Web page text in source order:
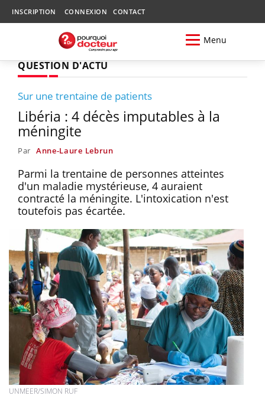
INSCRIPTION CONNEXION CONTACT
Menu
QUESTION D'ACTU
Sur une trentaine de patients
Libéria : 4 décès imputables à la
méningite
Par Anne-Laure Lebrun
Parmi la trentaine de personnes atteintes
d'un maladie mystérieuse, 4 auraient
contracté la méningite. L'intoxication n'est
toutefois pas écartée.
UNMEER/SIMON RUF